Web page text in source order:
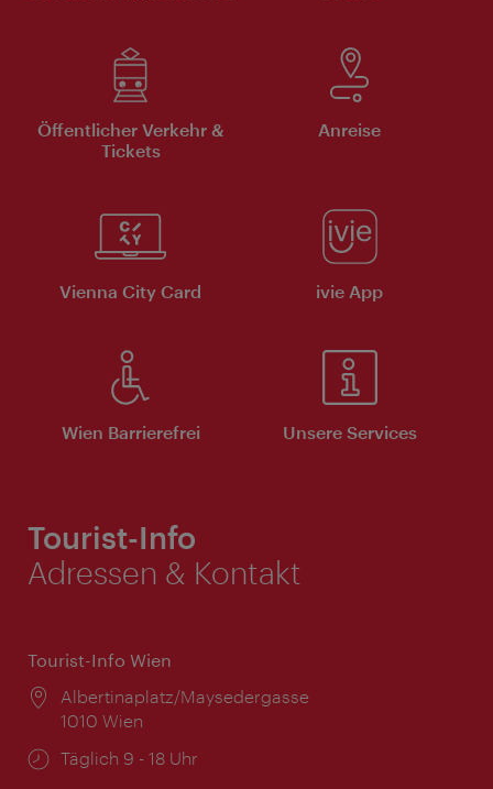
Öffentlicher Verkehr &
Tickets
Anreise
Vienna City Card ivie App
Wien Barrierefrei Unsere Services
Tourist-Info
Adressen & Kontakt
Tourist-Info Wien
Ort:
Albertinaplatz/Maysedergasse
1010 Wien
Öffnungszeiten:
Täglich 9 - 18 Uhr